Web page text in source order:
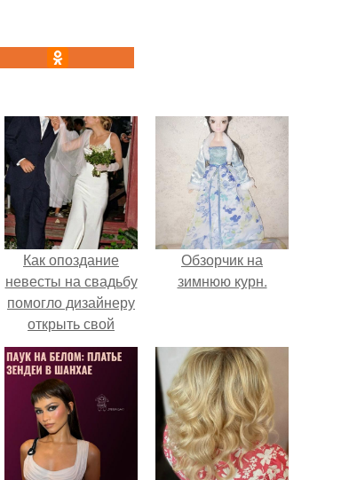
Как опоздание
невесты на свадьбу
помогло дизайнеру
открыть свой
бренд.
Обзорчик на
зимнюю курн.